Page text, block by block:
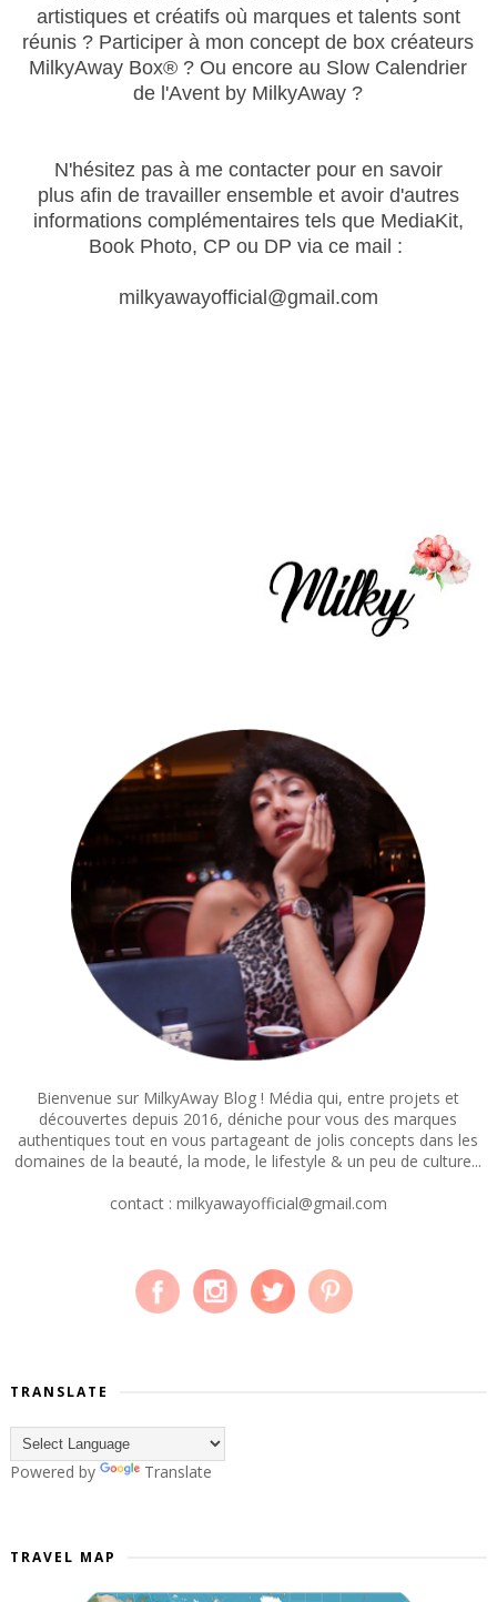
artistiques et créatifs où marques et talents sont
réunis ? Participer à mon concept de box créateurs
MilkyAway Box® ? Ou encore au Slow Calendrier
de l'Avent by MilkyAway ?
N'hésitez pas à me contacter pour en savoir
plus afin de travailler ensemble et avoir d'autres
informations complémentaires tels que MediaKit,
Book Photo, CP ou DP via ce mail :
milkyawayofficial@gmail.com
Bienvenue sur MilkyAway Blog ! Média qui, entre projets et
découvertes depuis 2016, déniche pour vous des marques
authentiques tout en vous partageant de jolis concepts dans les
domaines de la beauté, la mode, le lifestyle & un peu de culture...
contact : milkyawayofficial@gmail.com
TRANSLATE
Powered by Translate
TRAVEL MAP